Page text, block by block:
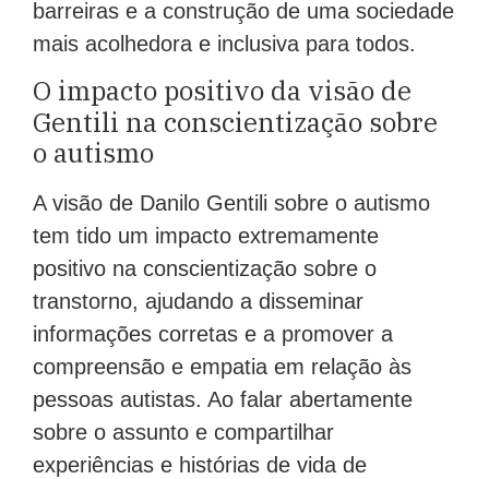
barreiras e a construção de uma sociedade
mais acolhedora e inclusiva para todos.
O impacto positivo da visão de
Gentili na conscientização sobre
o autismo
A visão de Danilo Gentili sobre o autismo
tem tido um impacto extremamente
positivo na conscientização sobre o
transtorno, ajudando a disseminar
informações corretas e a promover a
compreensão e empatia em relação às
pessoas autistas. Ao falar abertamente
sobre o assunto e compartilhar
experiências e histórias de vida de